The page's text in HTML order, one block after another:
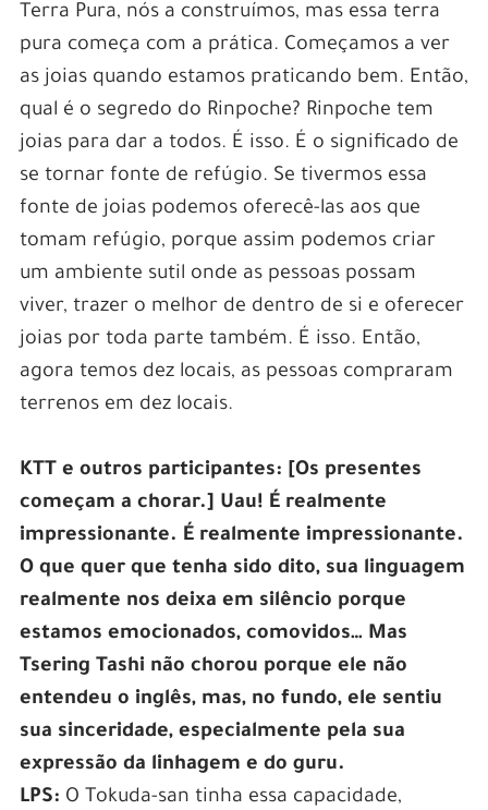
Terra Pura, nós a construímos, mas essa terra
pura começa com a prática. Começamos a ver
as joias quando estamos praticando bem. Então,
qual é o segredo do Rinpoche? Rinpoche tem
joias para dar a todos. É isso. É o significado de
se tornar fonte de refúgio. Se tivermos essa
fonte de joias podemos oferecê-las aos que
tomam refúgio, porque assim podemos criar
um ambiente sutil onde as pessoas possam
viver, trazer o melhor de dentro de si e oferecer
joias por toda parte também. É isso. Então,
agora temos dez locais, as pessoas compraram
terrenos em dez locais.
KTT e outros participantes: [Os presentes
começam a chorar.] Uau! É realmente
impressionante. É realmente impressionante.
O que quer que tenha sido dito, sua linguagem
realmente nos deixa em silêncio porque
estamos emocionados, comovidos… Mas
Tsering Tashi não chorou porque ele não
entendeu o inglês, mas, no fundo, ele sentiu
sua sinceridade, especialmente pela sua
expressão da linhagem e do guru.
LPS: O Tokuda-san tinha essa capacidade,